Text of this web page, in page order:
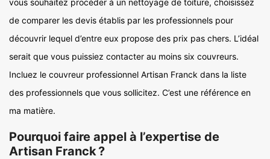
vous souhaitez procéder à un nettoyage de toiture, choisissez
de comparer les devis établis par les professionnels pour
découvrir lequel d’entre eux propose des prix pas chers. L’idéal
serait que vous puissiez contacter au moins six couvreurs.
Incluez le couvreur professionnel Artisan Franck dans la liste
des professionnels que vous sollicitez. C’est une référence en
ma matière.
Pourquoi faire appel à l’expertise de
Artisan Franck ?